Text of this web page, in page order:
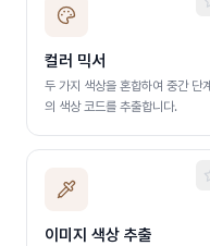
컬러 믹서
두 가지 색상을 혼합하여 중간 단계
의 색상 코드를 추출합니다.
이미지 색상 추출